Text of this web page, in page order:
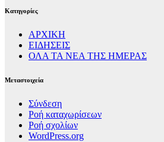
Kατηγορίες
ΑΡΧΙΚΗ
ΕΙΔΗΣΕΙΣ
ΟΛΑ ΤΑ ΝΕΑ ΤΗΣ ΗΜΕΡΑΣ
Μεταστοιχεία
Σύνδεση
Ροή καταχωρίσεων
Ροή σχολίων
WordPress.org